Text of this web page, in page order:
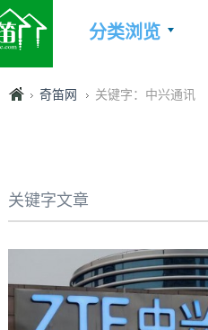
分类浏览
奇笛网 关键字：中兴通讯
关键字文章